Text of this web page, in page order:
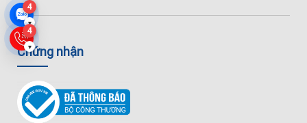
4
▾
4
▾
Chứng nhận